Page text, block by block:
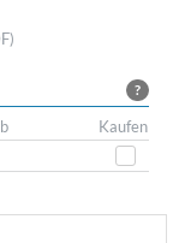
?
Kaufen